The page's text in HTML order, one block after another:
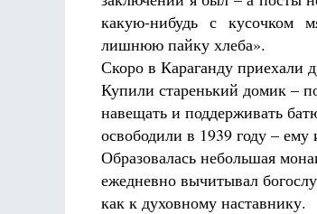
какую-нибудь с
лишнюю пайку хлеба».
Скоро в Караганду приехали
Купили старенький домик –
навещать и поддерживать
освободили в 1939 году –
Образовалась небольшая
ежедневно вычитывал
как к духовному наставнику.